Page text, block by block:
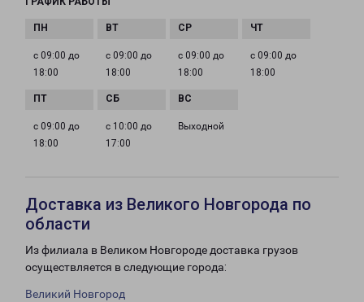
с 09:00 до
18:00
с 09:00 до
18:00
с 09:00 до
18:00
с 09:00 до
18:00
с 09:00 до
18:00
с 10:00 до
17:00
Выходной
Доставка из Великого Новгорода по
области
Из филиала в Великом Новгороде доставка грузов
осуществляется в следующие города:
Великий Новгород